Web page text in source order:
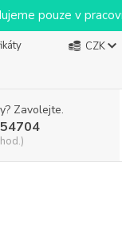
pouze v
CZK
Zavolejte.